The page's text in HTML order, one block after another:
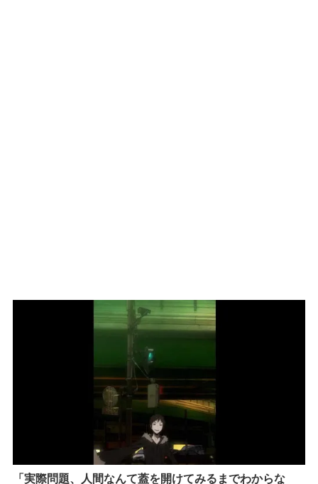
「 実際問題、人間なんて蓋を開けてみるまでわからな